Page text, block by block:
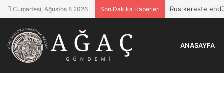
Cumartesi, Ağustos 8 2026 Son Dakika Haberleri Rus kereste
ANASAYFA